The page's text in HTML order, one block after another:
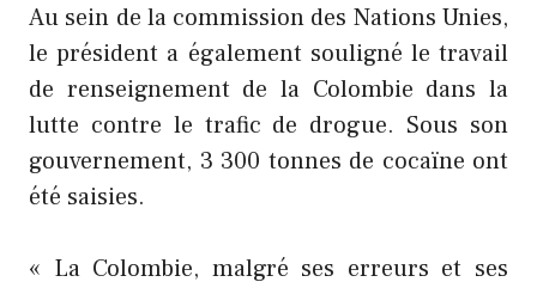
Au sein de la commission des Nations Unies,
le président a également souligné le travail
de renseignement de la Colombie dans la
lutte contre le trafic de drogue. Sous son
gouvernement, 3 300 tonnes de cocaïne ont
été saisies.
« La Colombie, malgré ses erreurs et ses